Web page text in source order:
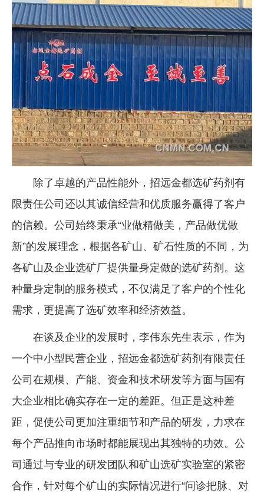
除了卓越的产品性能外，招远金都选矿药剂有
限责任公司还以其诚信经营和优质服务赢得了客户
的信赖。公司始终秉承“业做精做美，产品做优做
新”的发展理念，根据各矿山、矿石性质的不同，为
各矿山及企业选矿厂提供量身定做的选矿药剂。这
种量身定制的服务模式，不仅满足了客户的个性化
需求，更提高了选矿效率和经济效益。
在谈及企业的发展时，李伟东先生表示，作为
一个中小型民营企业，招远金都选矿药剂有限责任
公司在规模、产能、资金和技术研发等方面与国有
大企业相比确实存在一定的差距。但正是这种差
距，促使公司更加注重细节和产品的研发，力求在
每个产品推向市场时都能展现出其独特的功效。公
司通过与专业的研发团队和矿山选矿实验室的紧密
合作，针对每个矿山的实际情况进行“问诊把脉、对